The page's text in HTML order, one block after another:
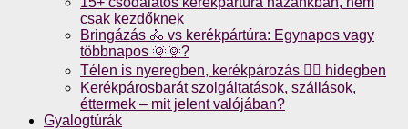
csak kezdőknek
Bringázás 🚴 vs kerékpártúra: Egynapos vagy
többnapos 🌞🌞?
Télen is nyeregben, kerékpározás 🚴‍♀️ hidegben
Kerékpárosbarát szolgáltatások, szállások,
éttermek – mit jelent valójában?
Gyalogtúrák